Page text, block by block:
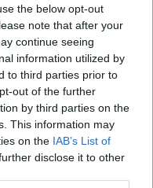
the below opt-out
note that after your
continue seeing
information utilized by
to third parties prior to
out of the further
by third parties on the
This information may
on the IAB’s List of
disclose it to other
τα κορίτσια.
στον τομέα της
περιλαμβάνει, μεταξύ
μαθημάτων που
πρωτοβουλίας «Deep
είναι ήδη